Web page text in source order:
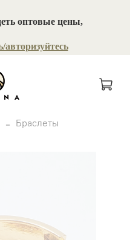
оптовые цены,
авторизуйтесь
Браслеты